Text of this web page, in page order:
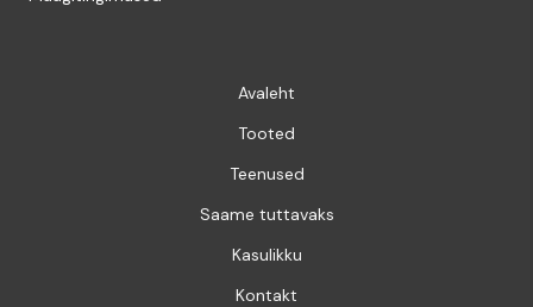
Avaleht
Tooted
Teenused
Saame tuttavaks
Kasulikku
Kontakt